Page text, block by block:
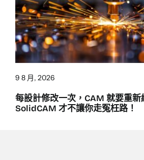
9 8 月, 2026
每設計修改一次，CAM 就要重
SolidCAM 才不讓你走冤枉路！